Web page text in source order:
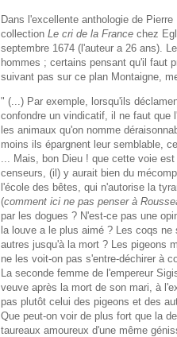
Dans l'excellente anthologie de
collection Le cri de la France chez
septembre 1674 (l'auteur a 26 ans).
hommes ; certains pensant qu'il faut
suivant pas sur ce plan Montaigne,
" (...) Par exemple, lorsqu'ils
confondre un vindicatif, il ne faut que
les animaux qu'on nomme
moins ils épargnent leur semblable,
... Mais, bon Dieu ! que cette voie
censeurs, (il) y aurait bien du
l'école des bêtes, qui n'autorise la
(comment ici ne pas penser à
par les dogues ? N'est-ce pas une
la louve a le plus aimé ? Les coqs
autres jusqu'à la mort ? Les pigeons
ne les voit-on pas s'entre-déchirer à
La seconde femme de l'empereur
veuve après la mort de son mari, à
pas plutôt celui des pigeons et des
Que peut-on voir de plus fort que la
taureaux amoureux d'une même